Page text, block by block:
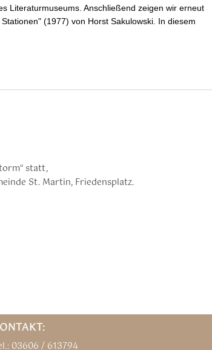
Literaturmuseums. Anschließend zeigen wir erneut
(1977) von Horst Sakulowski. In diesem
statt,
St. Martin, Friedensplatz.
03606 / 613794